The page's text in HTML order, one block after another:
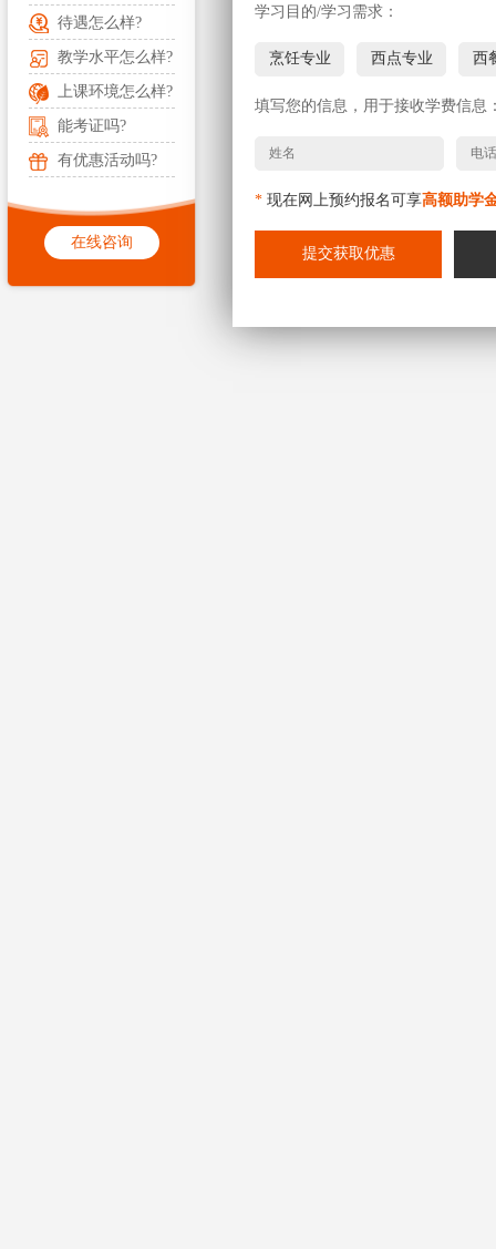
待遇怎么样?
教学水平怎么样?
上课环境怎么样?
能考证吗?
有优惠活动吗?
在线咨询
学习目的/学习需求：
烹饪专业 西点专业 西
填写您的信息，用于接收学费信息
* 现在网上预约报名可享高额助学